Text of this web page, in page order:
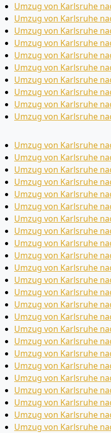
Umzug von Karlsruhe
Umzug von Karlsruhe
Umzug von Karlsruhe
Umzug von Karlsruhe
Umzug von Karlsruhe
Umzug von Karlsruhe
Umzug von Karlsruhe
Umzug von Karlsruhe
Umzug von Karlsruhe
Umzug von Karlsruhe
Umzug von Karlsruhe
Umzug von Karlsruhe
Umzug von Karlsruhe
Umzug von Karlsruhe
Umzug von Karlsruhe
Umzug von Karlsruhe
Umzug von Karlsruhe
Umzug von Karlsruhe
Umzug von Karlsruhe
Umzug von Karlsruhe
Umzug von Karlsruhe
Umzug von Karlsruhe
Umzug von Karlsruhe
Umzug von Karlsruhe
Umzug von Karlsruhe
Umzug von Karlsruhe
Umzug von Karlsruhe
Umzug von Karlsruhe
Umzug von Karlsruhe
Umzug von Karlsruhe
Umzug von Karlsruhe
Umzug von Karlsruhe
Umzug von Karlsruhe
Umzug von Karlsruhe